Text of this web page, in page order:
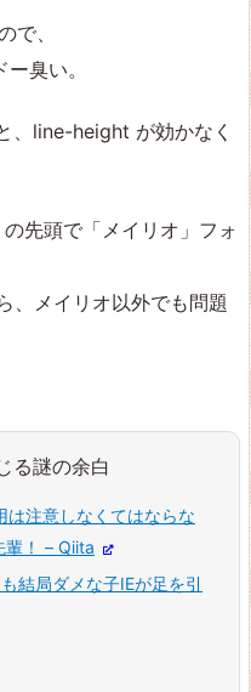
で、
臭い。
、line-height が効かなく
先頭で「メイリオ」フォ
、メイリオ以外でも問題
る謎の余白
は注意しなくてはならな
！ – Qiita
結局ダメな子IEが足を引